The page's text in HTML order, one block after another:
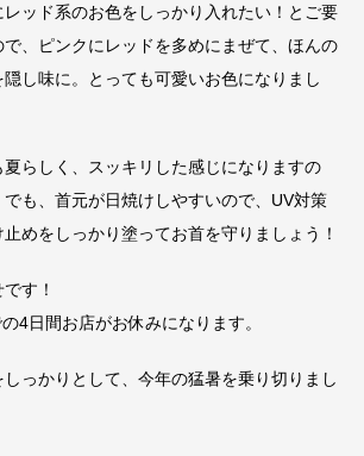
ッド系のお色をしっかり入れたい！とご要
、ピンクにレッドを多めにまぜて、ほんの
し味に。とっても可愛いお色になりまし
夏らしく、スッキリした感じになりますの
も、首元が日焼けしやすいので、UV対策
めをしっかり塗ってお首を守りましょう！
す！
4日間お店がお休みになります。
っかりとして、今年の猛暑を乗り切りまし